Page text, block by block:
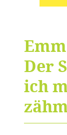
Der
ich